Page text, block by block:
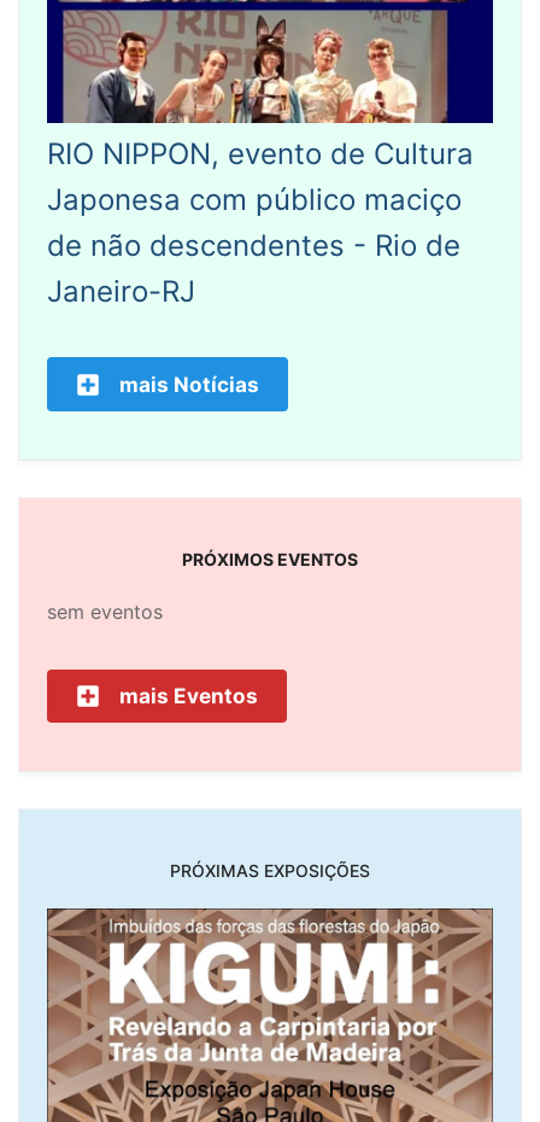
RIO NIPPON, evento de Cultura
Japonesa com público maciço
de não descendentes - Rio de
Janeiro-RJ
mais Notícias
PRÓXIMOS EVENTOS
sem eventos
mais Eventos
PRÓXIMAS EXPOSIÇÕES